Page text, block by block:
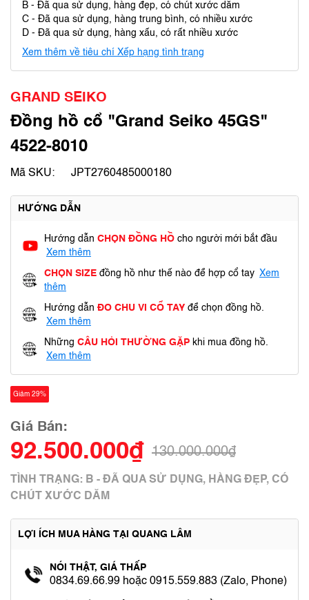
B - Đã qua sử dụng, hàng đẹp, có chút xước dăm
C - Đã qua sử dụng, hàng trung bình, có nhiều xước
D - Đã qua sử dụng, hàng xấu, có rất nhiều xước
Xem thêm về tiêu chí Xếp hạng tình trạng
GRAND SEIKO
Đồng hồ cổ "Grand Seiko 45GS"
4522-8010
Mã SKU: JPT2760485000180
HƯỚNG DẪN
Hướng dẫn CHỌN ĐỒNG HỒ cho người mới bắt đầu
Xem thêm
CHỌN SIZE đồng hồ như thế nào để hợp cổ tay Xem
thêm
Hướng dẫn ĐO CHU VI CỔ TAY để chọn đồng hồ.
Xem thêm
Những CÂU HỎI THƯỜNG GẶP khi mua đồng hồ.
Xem thêm
Giảm 29%
Giá Bán:
92.500.000₫ 130.000.000₫
TÌNH TRẠNG: B - ĐÃ QUA SỬ DỤNG, HÀNG ĐẸP, CÓ
CHÚT XƯỚC DĂM
LỢI ÍCH MUA HÀNG TẠI QUANG LÂM
NÓI THẬT, GIÁ THẤP
0834.69.66.99 hoặc 0915.559.883 (Zalo, Phone)